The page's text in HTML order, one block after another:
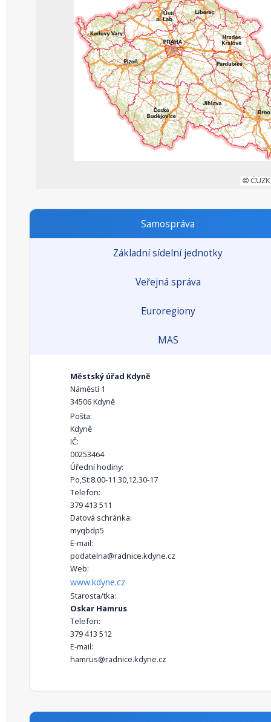
Samospráva
Základní sídelní jednotky
Veřejná správa
Euroregiony
MAS
Městský úřad Kdyně
Náměstí 1
34506 Kdyně
Pošta:
Kdyně
IČ:
00253464
Úřední hodiny:
Po,St:8.00-11.30,12.30-17
Telefon:
379 413 511
Datová schránka:
myqbdp5
E-mail:
podatelna@radnice.kdyne.cz
Web:
www.kdyne.cz
Starosta/tka:
Oskar Hamrus
Telefon:
379 413 512
E-mail:
hamrus@radnice.kdyne.cz